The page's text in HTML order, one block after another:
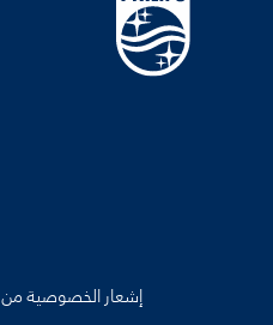
إشعار الخصوصية من